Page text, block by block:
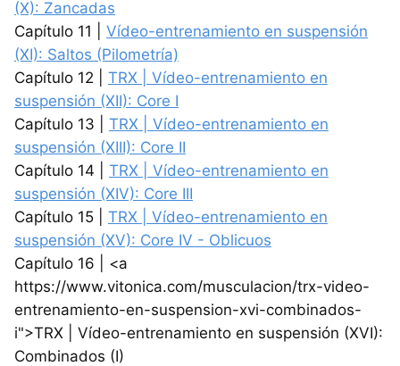
(X): Zancadas
Capítulo 11 | Vídeo-entrenamiento en suspensión
(XI): Saltos (Pilometría)
Capítulo 12 | TRX | Vídeo-entrenamiento en
suspensión (XII): Core I
Capítulo 13 | TRX | Vídeo-entrenamiento en
suspensión (XIII): Core II
Capítulo 14 | TRX | Vídeo-entrenamiento en
suspensión (XIV): Core III
Capítulo 15 | TRX | Vídeo-entrenamiento en
suspensión (XV): Core IV - Oblicuos
Capítulo 16 | <a
https://www.vitonica.com/musculacion/trx-video-
entrenamiento-en-suspension-xvi-combinados-
i">TRX | Vídeo-entrenamiento en suspensión (XVI):
Combinados (I)